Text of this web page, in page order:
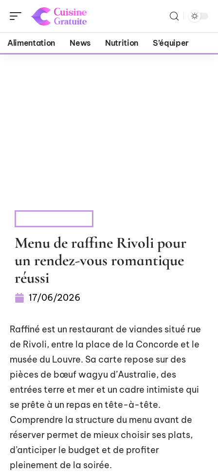
Alimentation News Nutrition S’équiper
Menu de raffine Rivoli pour
un rendez-vous romantique
réussi
17/06/2026
Raffiné est un restaurant de viandes situé rue
de Rivoli, entre la place de la Concorde et le
musée du Louvre. Sa carte repose sur des
pièces de bœuf wagyu d’Australie, des
entrées terre et mer et un cadre intimiste qui
se prête à un repas en tête-à-tête.
Comprendre la structure du menu avant de
réserver permet de mieux choisir ses plats,
d’anticiper le budget et de profiter
pleinement de la soirée.